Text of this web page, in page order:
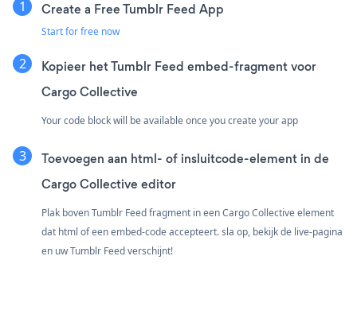
Create a Free Tumblr Feed App
Start for free now
Kopieer het Tumblr Feed embed-fragment voor
Cargo Collective
Your code block will be available once you create your app
Toevoegen aan html- of insluitcode-element in de
Cargo Collective editor
Plak boven Tumblr Feed fragment in een Cargo Collective element
dat html of een embed-code accepteert. sla op, bekijk de live-pagina
en uw Tumblr Feed verschijnt!